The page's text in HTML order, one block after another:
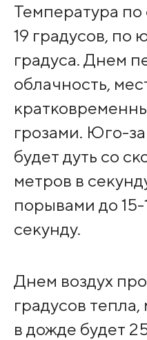
Температура по
19 градусов, по
градуса. Днем
облачность,
грозами. Юго-
будет дуть со
метров в
порывами до 15-
секунду.
Днем воздух
градусов
в дожде будет